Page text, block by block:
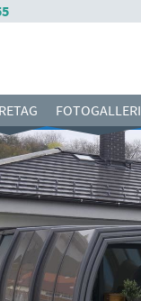
FOTOGALLERI